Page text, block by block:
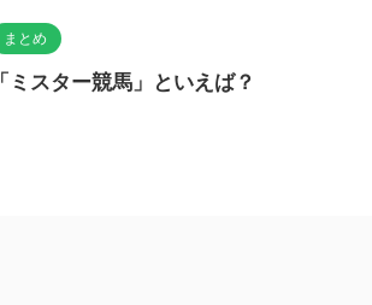
まとめ
「ミスター競馬」といえば？